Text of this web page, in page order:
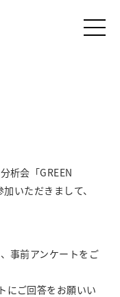
析会「GREEN
いただきまして、
事前アンケートをご
にご回答をお願いい